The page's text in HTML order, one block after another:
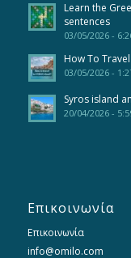
Learn the
sentences
03/05/2026 -
How To
03/05/2026 -
Syros island
20/04/2026 -
Επικοινωνία
Επικοινωνία
info@omilo.com